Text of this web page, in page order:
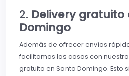
2. Delivery gratuito
Domingo
Además de ofrecer envíos
facilitamos las cosas con
gratuito en Santo Domingo. Esto